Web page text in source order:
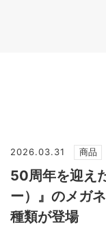
2026.03.31 商品
50周年を迎え
ー）』のメガ
種類が登場